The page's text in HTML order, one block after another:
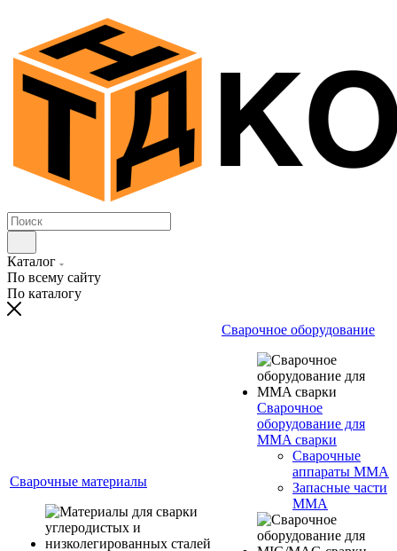
Каталог
По всему сайту
По каталогу
Сварочные материалы
Сварочное оборудование
Сварочное
оборудование для
MMA сварки
Сварочные
аппараты MMA
Запасные части
MMA